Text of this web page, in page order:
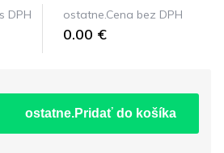
DPH ostatne.Cena bez DPH
0.00 €
ostatne.Pridať do košíka